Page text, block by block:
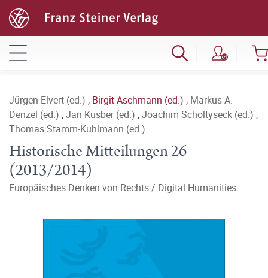
Jürgen Elvert (ed.) , Birgit Aschmann (ed.) , Markus A.
Denzel (ed.) ,Jan Kusber (ed.) ,Joachim Scholtyseck (ed.) ,
Thomas Stamm-Kuhlmann (ed.)
Historische Mitteilungen 26
(2013/2014)
Europäisches Denken von Rechts / Digital Humanities